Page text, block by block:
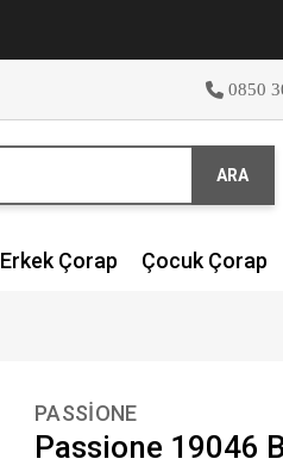
0850
ARA
Erkek Çorap Çocuk Çorap
PASSİONE
Passione 19046